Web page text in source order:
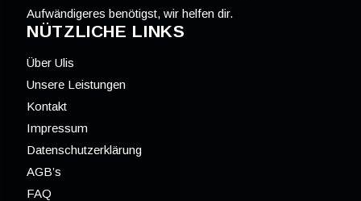
Aufwändigeres benötigst, wir helfen dir.
NÜTZLICHE LINKS
Über Ulis
Unsere Leistungen
Kontakt
Impressum
Datenschutzerklärung
AGB’s
FAQ